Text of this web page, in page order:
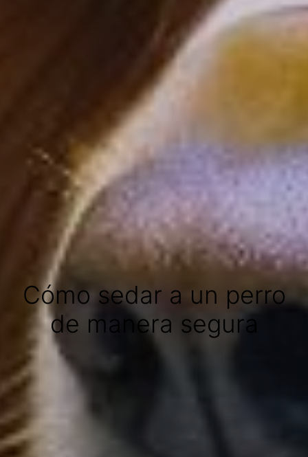
Cómo sedar a un perro
de manera segura